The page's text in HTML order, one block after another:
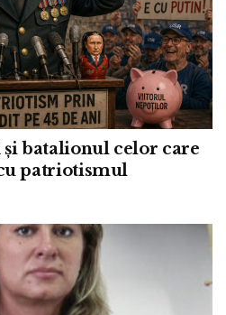
batalionul celor care
patriotismul